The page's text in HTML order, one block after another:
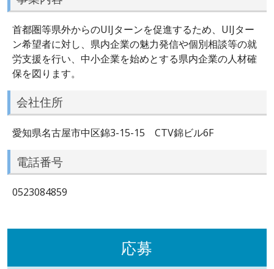
首都圏等県外からのUIJターンを促進するため、UIJター
ン希望者に対し、県内企業の魅力発信や個別相談等の就
労支援を行い、中小企業を始めとする県内企業の人材確
保を図ります。
会社住所
愛知県名古屋市中区錦3-15-15 CTV錦ビル6F
電話番号
0523084859
応募